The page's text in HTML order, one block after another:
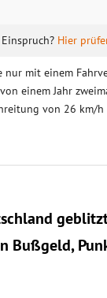
Hier
nur mit einem
einem Jahr
von 26 km/h
Bußgeld,